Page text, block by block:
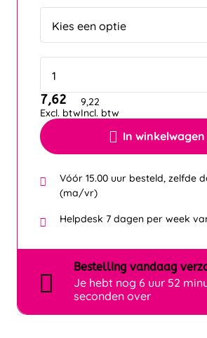
In winkelwagen
7,62
Excl. btw
9,22
Incl. btw
Vóór 15.00 uur besteld, zelfde
(ma/vr)
Helpdesk 7 dagen per week
Bestelling vandaag
Je hebt nog 6 uur 52
seconden over